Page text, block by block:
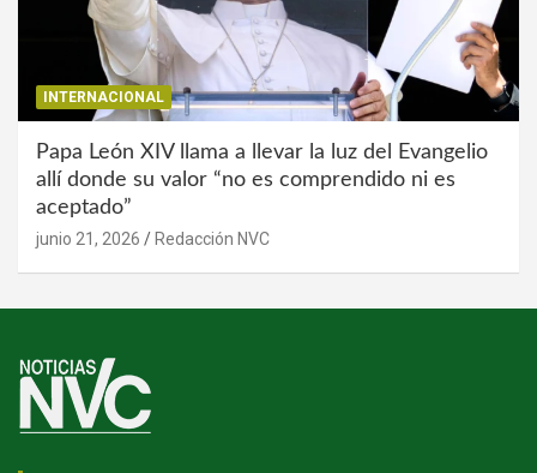
INTERNACIONAL
Papa León XIV llama a llevar la luz del Evangelio
allí donde su valor “no es comprendido ni es
aceptado”
junio 21, 2026 Redacción NVC